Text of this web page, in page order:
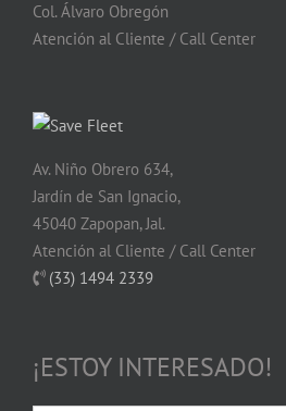
Col. Álvaro Obregón
Atención al Cliente / Call Center
Av. Niño Obrero 634,
Jardín de San Ignacio,
45040 Zapopan, Jal.
Atención al Cliente / Call Center
(33) 1494 2339
¡ESTOY INTERESADO!